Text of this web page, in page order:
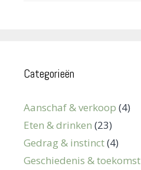
Categorieën
Aanschaf & verkoop (4)
Eten & drinken (23)
Gedrag & instinct(4)
Geschiedenis & toekomst